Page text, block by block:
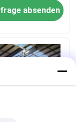
absenden